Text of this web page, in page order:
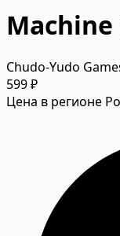
Chudo-Yudo
599 ₽
Цена в регионе